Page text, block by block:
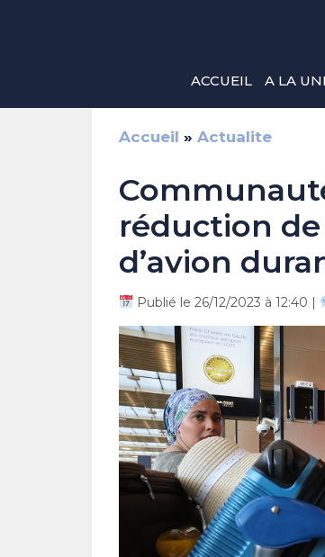
ACCUEIL A LA
Accueil » Actualite
réduction de
d’avion
Publié le 26/12/2023 à 12:40 |